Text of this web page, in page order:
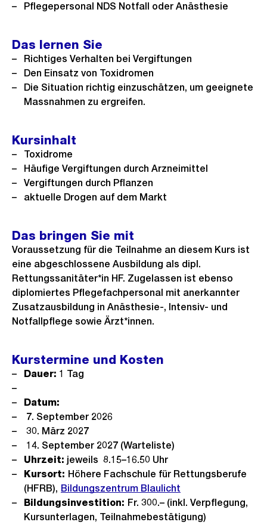
Pflegepersonal NDS Notfall oder Anästhesie
Das lernen Sie
Richtiges Verhalten bei Vergiftungen
Den Einsatz von Toxidromen
Die Situation richtig einzuschätzen, um geeignete
Massnahmen zu ergreifen.
Kursinhalt
Toxidrome
Häufige Vergiftungen durch Arzneimittel
Vergiftungen durch Pflanzen
aktuelle Drogen auf dem Markt
Das bringen Sie mit
Voraussetzung für die Teilnahme an diesem Kurs ist
eine abgeschlossene Ausbildung als dipl.
Rettungssanitäter*in HF. Zugelassen ist ebenso
diplomiertes Pflegefachpersonal mit anerkannter
Zusatzausbildung in Anästhesie-, Intensiv- und
Notfallpflege sowie Ärzt*innen.
Kurstermine und Kosten
Dauer: 1 Tag
Datum:
7. September 2026
30. März 2027
14. September 2027 (Warteliste)
Uhrzeit: jeweils 8.15–16.50 Uhr
Kursort: Höhere Fachschule für Rettungsberufe
(HFRB), Bildungszentrum Blaulicht
Bildungsinvestition: Fr. 300.– (inkl. Verpflegung,
Kursunterlagen, Teilnahmebestätigung)